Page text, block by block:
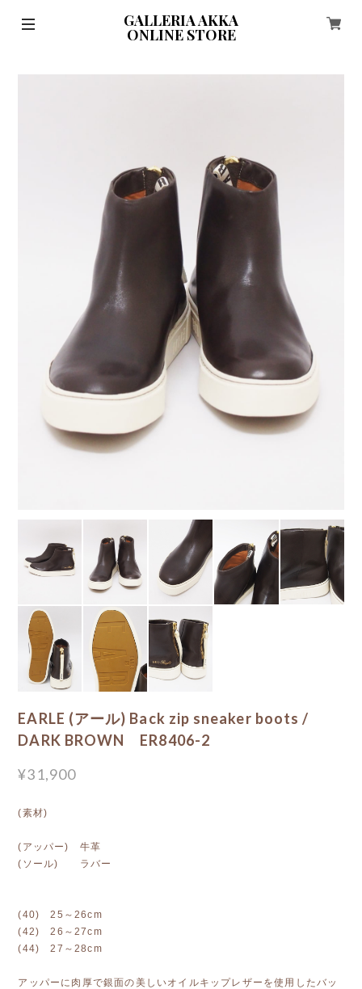
GALLERIA AKKA
ONLINE STORE
EARLE (アール) Back zip sneaker boots /
DARK BROWN ER8406-2
¥31,900
(素材)
(アッパー) 牛革
(ソール) ラバー
(40) 25～26cm
(42) 26～27cm
(44) 27～28cm
アッパーに肉厚で銀面の美しいオイルキップレザーを使用したバッ